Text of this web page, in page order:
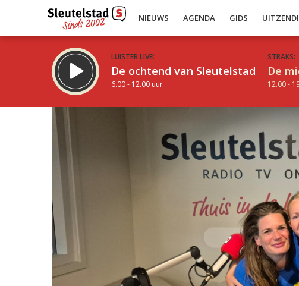
NIEUWS AGENDA GIDS
LUISTER LIVE:
De ochtend van Sleutelstad
6.00 - 12.00 uur
STRAKS:
De
12.00 -